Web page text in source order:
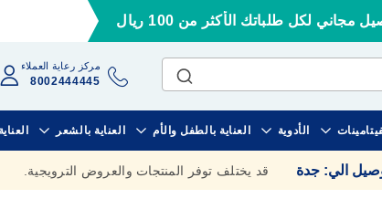
مجاني لكل طلباتك الأكثر من 100 ريال
مركز رعاية العملاء
8002444445
الأدوية العناية بالطفل والأم العناية بالشعر
الي: جدة قد يختلف توفر المنتجات والعروض الترويجية.